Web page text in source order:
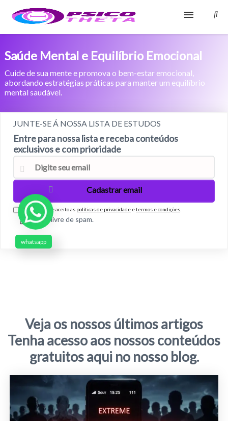
Blog
Glossário
Fale Conosco
Saúde Mental e Equilíbrio Emocional
Cuide de sua mente e promova o bem-estar emocional,
abordando estratégias práticas para manter um equilíbrio
mental saudável.
JUNTE-SE Á NOSSA LISTA DE ESTUDOS
Entre para nossa lista e receba conteúdos
exclusivos e com prioridade
Confirmo que aceito as políticas de privacidadeetermos e condições.
100% livre de spam.
Veja os nossos últimos artigos
Tenha acesso aos nossos conteúdos
gratuitos aqui no nosso blog.
whatsapp